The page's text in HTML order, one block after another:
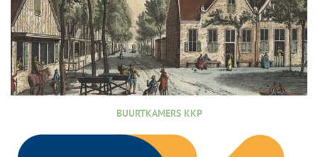
BUURTKAMERS KKP